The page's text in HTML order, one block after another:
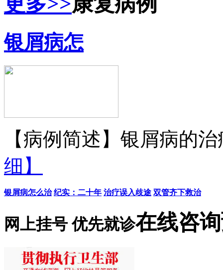
银屑病怎
【病例简述】银屑病的
细】
银屑病怎么治 纪实：二十年 治疗误入歧途 双管齐下救治
网上挂号 优先就诊在线咨